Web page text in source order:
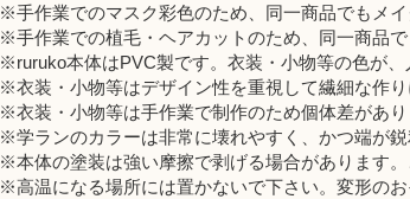
※手作業でのマスク彩色のため、同一商品でもメ
※手作業での植毛・ヘアカットのため、同一商品
※ruruko本体はPVC製です。衣装・小物等の色が
※衣装・小物等はデザイン性を重視して繊細な作
※衣装・小物等は手作業で制作のため個体差があり
※学ランのカラーは非常に壊れやすく、かつ端が
※本体の塗装は強い摩擦で剥げる場合があります。
※高温になる場所には置かないで下さい。変形のお